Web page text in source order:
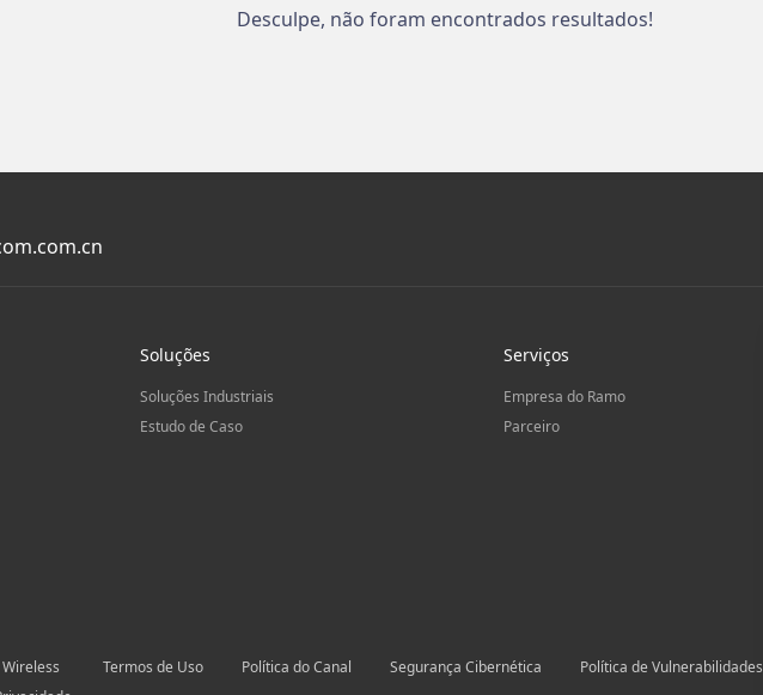
Desculpe, não foram encontrados resultados!
Soluções
Soluções Industriais
Estudo de Caso
Serviços
Empresa do Ramo
Parceiro
Termos de Uso Política do Canal Segurança Cibernética
Política de Vulnerabilidades